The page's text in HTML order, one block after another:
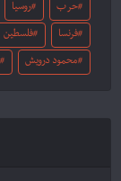
حرب روسيا
فرنسا فلسطين
محمود درويش